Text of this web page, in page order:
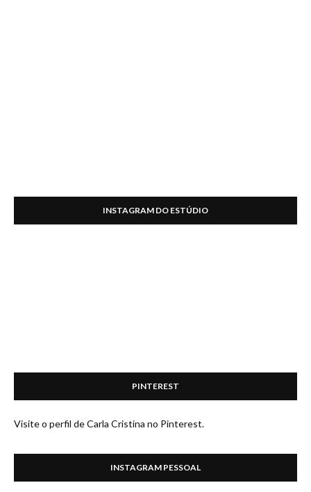
INSTAGRAM DO ESTÚDIO
PINTEREST
Visite o perfil de Carla Cristina no Pinterest.
INSTAGRAM PESSOAL